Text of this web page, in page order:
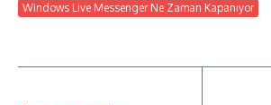
Windows Live Messenger Ne Zaman Kapanıyor